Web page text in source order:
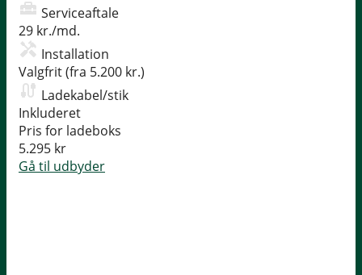
Serviceaftale
29 kr./md.
Installation
Valgfrit (fra 5.200 kr.)
Ladekabel/stik
Inkluderet
Pris for ladeboks
5.295 kr
Gå til udbyder